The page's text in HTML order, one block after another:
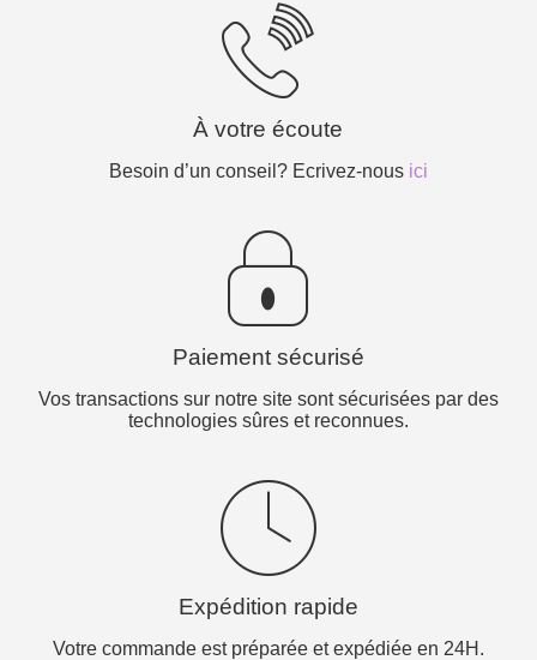
À votre écoute
Besoin d’un conseil? Ecrivez-nous ici
Paiement sécurisé
Vos transactions sur notre site sont sécurisées par des
technologies sûres et reconnues.
Expédition rapide
Votre commande est préparée et expédiée en 24H.